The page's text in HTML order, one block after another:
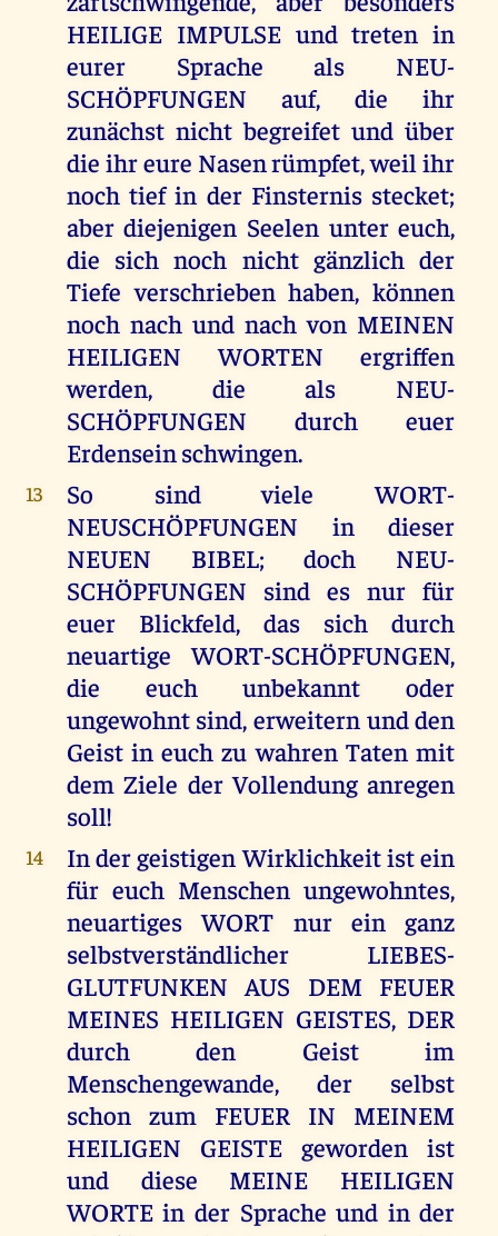
HEILIGE IMPULSE und treten in
eurer Sprache als NEU-
SCHÖPFUNGEN auf, die ihr
zunächst nicht begreifet und über
die ihr eure Nasen rümpfet, weil ihr
noch tief in der Finsternis stecket;
aber diejenigen Seelen unter euch,
die sich noch nicht gänzlich der
Tiefe verschrieben haben, können
noch nach und nach von MEINEN
HEILIGEN WORTEN ergriffen
werden, die als NEU-
SCHÖPFUNGEN durch euer
Erdensein schwingen.
13
So sind viele WORT-
NEUSCHÖPFUNGEN in dieser
NEUEN BIBEL; doch NEU-
SCHÖPFUNGEN sind es nur für
euer Blickfeld, das sich durch
neuartige WORT-SCHÖPFUNGEN,
die euch unbekannt oder
ungewohnt sind, erweitern und den
Geist in euch zu wahren Taten mit
dem Ziele der Vollendung anregen
soll!
14
In der geistigen Wirklichkeit ist ein
für euch Menschen ungewohntes,
neuartiges WORT nur ein ganz
selbstverständlicher LIEBES-
GLUTFUNKEN AUS DEM FEUER
MEINES HEILIGEN GEISTES, DER
durch den Geist im
Menschengewande, der selbst
schon zum FEUER IN MEINEM
HEILIGEN GEISTE geworden ist
und diese MEINE HEILIGEN
WORTE in der Sprache und in der